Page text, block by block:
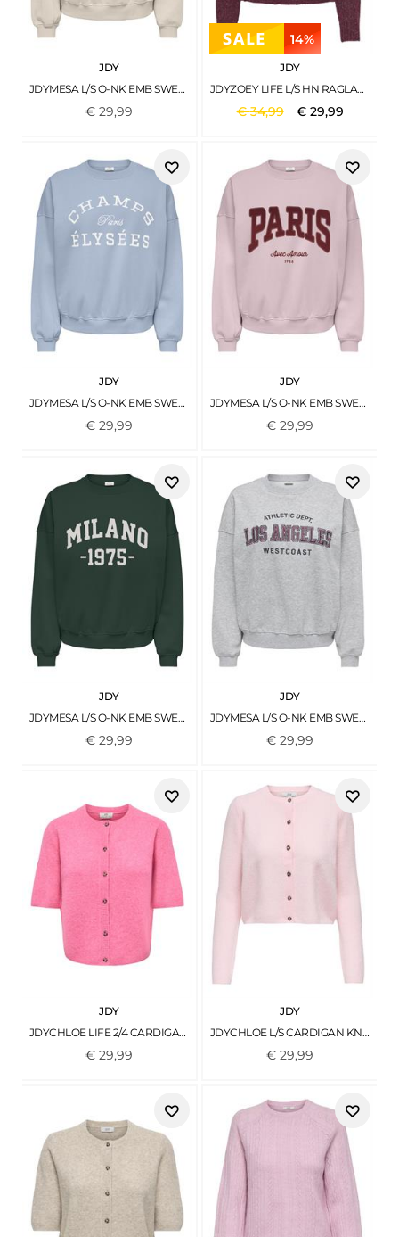
JDY
JDYMESA L/S O-NK EMB SWEAT JRS NOOS BIRCH
€ 29,99
14%
JDY
JDYZOEY LIFE L/S HN RAGLAN PUL KNT NOOS MAROON BANNER
€34,99 € 29,99
JDY
JDYMESA L/S O-NK EMB SWEAT JRS NOOS CASHMERE BLUE
€ 29,99
JDY
JDYMESA L/S O-NK EMB SWEAT JRS NOOS CHALK PINK
€29,99
JDY
JDYMESA L/S O-NK EMB SWEAT JRS NOOS PINE GROVE
€ 29,99
JDY
JDYMESA L/S O-NK EMB SWEAT JRS NOOS LIGHT GREY MELANGE
€29,99
JDY
JDYCHLOE LIFE 2/4 CARDIGAN KNT NOOS PINK COSMOS
€ 29,99
JDY
JDYCHLOE L/S CARDIGAN KNT NOOS LIGHT PINK
€29,99